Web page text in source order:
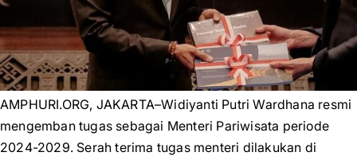
AMPHURI.ORG, JAKARTA–Widiyanti Putri Wardhana resmi
mengemban tugas sebagai Menteri Pariwisata periode
2024-2029. Serah terima tugas menteri dilakukan di